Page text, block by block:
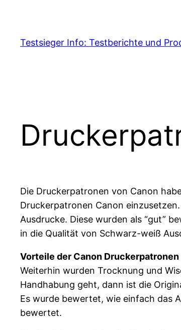
content
Testsieger Info: Testberichte und
Die Druckerpatronen von Canon
Druckerpatronen Canon
Ausdrucke. Diese wurden als “gut”
in die Qualität von Schwarz-weiß
Vorteile der Canon Druckerpatronen
Weiterhin wurden Trocknung und
Handhabung geht, dann ist die
Es wurde bewertet, wie einfach das
bewertet.